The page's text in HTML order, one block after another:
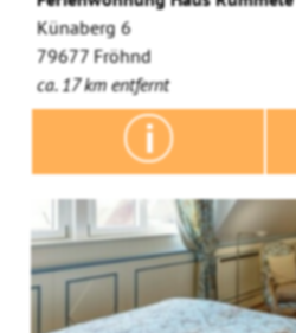
Künaberg 6
79677 Fröhnd
ca. 17 km entfernt